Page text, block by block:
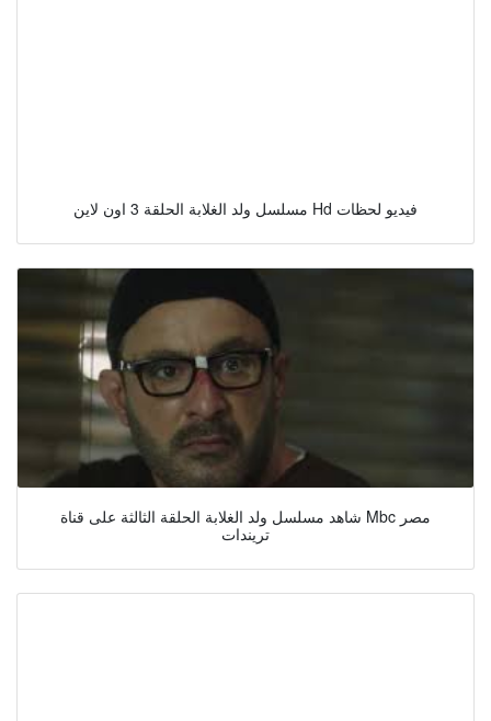
مسلسل ولد الغلابة الحلقة 3 اون لاين Hd فيديو لحظات
شاهد مسلسل ولد الغلابة الحلقة الثالثة على قناة Mbc مصر
تريندات